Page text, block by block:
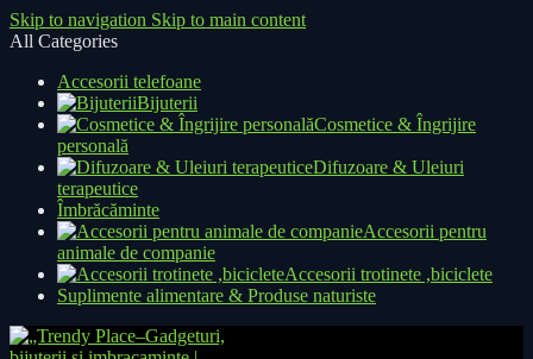
Skip to navigation Skip to main content
All Categories
Accesorii telefoane
Bijuterii
Cosmetice & Îngrijire
personală
Difuzoare & Uleiuri
terapeutice
Îmbrăcăminte
Accesorii pentru
animale de companie
Accesorii trotinete ,biciclete
Suplimente alimentare & Produse naturiste